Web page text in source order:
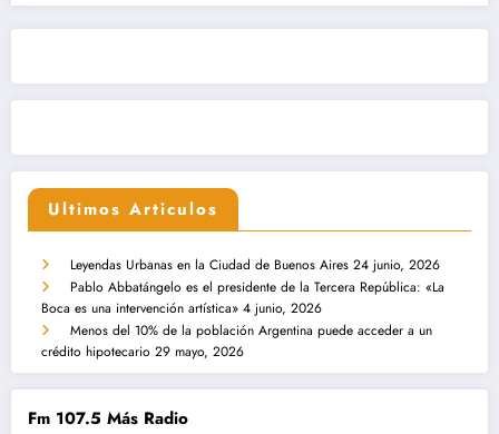
Ultimos Articulos
Leyendas Urbanas en la Ciudad de Buenos Aires 24 junio, 2026
Pablo Abbatángelo es el presidente de la Tercera República: «La
Boca es una intervención artística» 4 junio, 2026
Menos del 10% de la población Argentina puede acceder a un
crédito hipotecario 29 mayo, 2026
Fm 107.5 Más Radio